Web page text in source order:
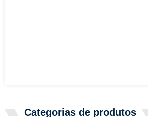
Categorias de produtos